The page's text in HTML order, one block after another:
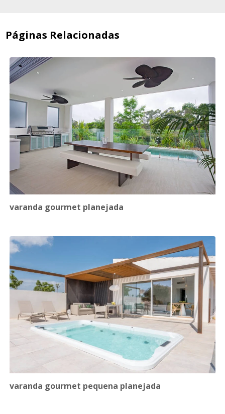
Páginas Relacionadas
varanda gourmet planejada
varanda gourmet pequena planejada